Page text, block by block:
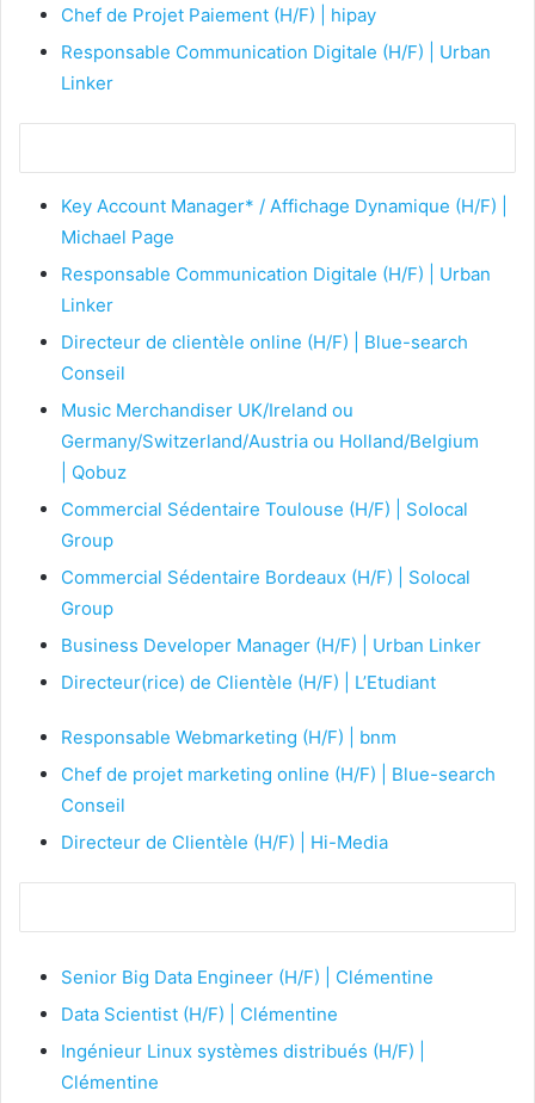
Chef de Projet Paiement (H/F) | hipay
Responsable Communication Digitale (H/F) | Urban
Linker
Key Account Manager* / Affichage Dynamique (H/F) |
Michael Page
Responsable Communication Digitale (H/F) | Urban
Linker
Directeur de clientèle online (H/F) | Blue-search
Conseil
Music Merchandiser UK/Ireland ou
Germany/Switzerland/Austria ou Holland/Belgium
| Qobuz
Commercial Sédentaire Toulouse (H/F) | Solocal
Group
Commercial Sédentaire Bordeaux (H/F) | Solocal
Group
Business Developer Manager (H/F) | Urban Linker
Directeur(rice) de Clientèle (H/F) | L’Etudiant
Responsable Webmarketing (H/F) | bnm
Chef de projet marketing online (H/F) | Blue-search
Conseil
Directeur de Clientèle (H/F) | Hi-Media
Senior Big Data Engineer (H/F) | Clémentine
Data Scientist (H/F) | Clémentine
Ingénieur Linux systèmes distribués (H/F) |
Clémentine